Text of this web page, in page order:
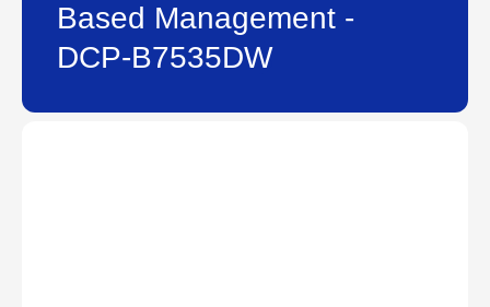
Based Management -
DCP-B7535DW